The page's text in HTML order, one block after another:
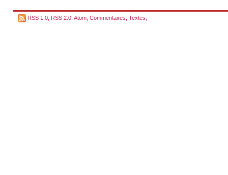
RSS 1.0 RSS 2.0 Atom Commentaires Textes